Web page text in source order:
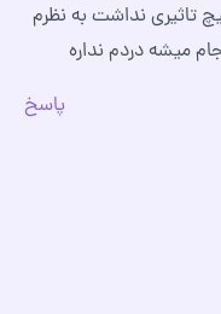
تاثیری نداشت به نظرم
میشه دردم نداره
پاسخ